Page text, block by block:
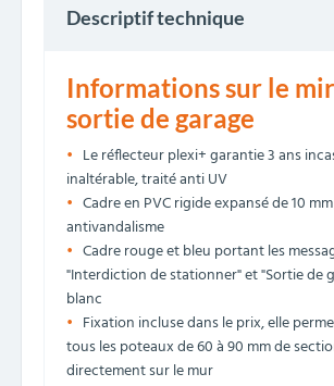
Descriptif technique
Informations sur le
sortie de garage
Le réflecteur plexi+ garantie 3 ans
inaltérable, traité anti UV
Cadre en PVC rigide expansé de 10
antivandalisme
Cadre rouge et bleu portant les
"Interdiction de stationner" et "Sortie de
blanc
Fixation incluse dans le prix, elle
tous les poteaux de 60 à 90 mm de
directement sur le mur